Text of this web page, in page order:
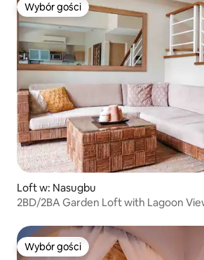
Wybór gości
Wybór gości
Loft w: Nasugbu
2BD/2BA Garden Loft with Lagoon
Wybór gości
Wybór gości